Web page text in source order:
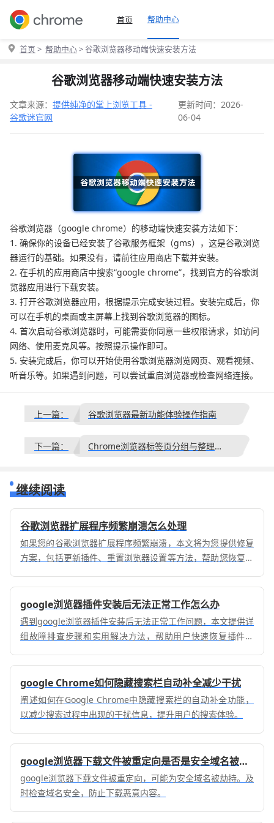
首页 帮助中心
首页 > 帮助中心> 谷歌浏览器移动端快速安装方法
谷歌浏览器移动端快速安装方法
文章来源： 提供纯净的掌上浏览工具 -
谷歌迷官网
更新时间：2026-
06-04
谷歌浏览器（google chrome）的移动端快速安装方法如下：
1. 确保你的设备已经安装了谷歌服务框架（gms），这是谷歌浏览
器运行的基础。如果没有，请前往应用商店下载并安装。
2. 在手机的应用商店中搜索“google chrome”，找到官方的谷歌浏
览器应用进行下载安装。
3. 打开谷歌浏览器应用，根据提示完成安装过程。安装完成后，你
可以在手机的桌面或主屏幕上找到谷歌浏览器的图标。
4. 首次启动谷歌浏览器时，可能需要你同意一些权限请求，如访问
网络、使用麦克风等。按照提示操作即可。
5. 安装完成后，你可以开始使用谷歌浏览器浏览网页、观看视频、
听音乐等。如果遇到问题，可以尝试重启浏览器或检查网络连接。
上一篇： 谷歌浏览器最新功能体验操作指南
下一篇： Chrome浏览器标签页分组与整理方法
继续阅读
谷歌浏览器扩展程序频繁崩溃怎么处理
如果您的谷歌浏览器扩展程序频繁崩溃，本文将为您提供修复
方案，包括更新插件、重置浏览器设置等方法，帮助您恢复正
google浏览器插件安装后无法正常工作怎么办
遇到google浏览器插件安装后无法正常工作问题，本文提供详
细故障排查步骤和实用解决方法，帮助用户快速恢复插件功
google Chrome如何隐藏搜索栏自动补全减少干扰
阐述如何在Google Chrome中隐藏搜索栏的自动补全功能，
以减少搜索过程中出现的干扰信息，提升用户的搜索体验。
google浏览器下载文件被重定向是否是安全域名被劫持
google浏览器下载文件被重定向，可能为安全域名被劫持。及
时检查域名安全，防止下载恶意内容。